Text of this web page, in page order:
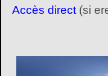
Accès direct(si